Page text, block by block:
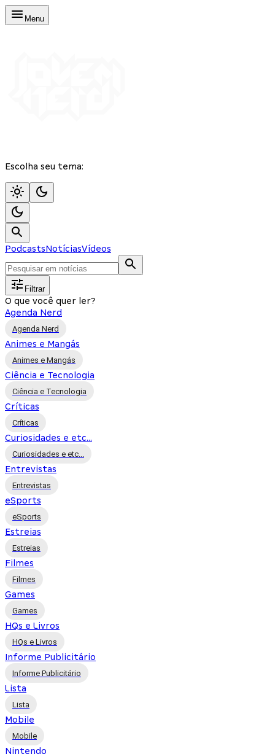
Menu
Escolha seu tema:
PodcastsNotíciasVídeos
Filtrar
O que você quer ler?
Agenda Nerd
Agenda Nerd
Animes e Mangás
Animes e Mangás
Ciência e Tecnologia
Ciência e Tecnologia
Críticas
Críticas
Curiosidades e etc...
Curiosidades e etc...
Entrevistas
Entrevistas
eSports
eSports
Estreias
Estreias
Filmes
Filmes
Games
Games
HQs e Livros
HQs e Livros
Informe Publicitário
Informe Publicitário
Lista
Lista
Mobile
Mobile
Nintendo